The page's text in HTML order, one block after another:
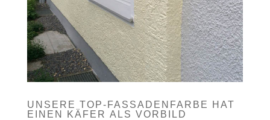
UNSERE TOP-FASSADENFARBE HAT
EINEN KÄFER ALS VORBILD